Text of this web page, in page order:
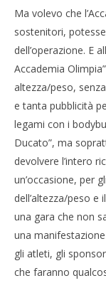
Ma volevo che
sostenitori,
dell’operazione. E
Accademia
altezza/peso,
e tanta pubblicità
legami con i
Ducato”, ma
devolvere l’intero
un’occasione, per
dell’altezza/peso e
una gara che non
una
gli atleti, gli
che faranno